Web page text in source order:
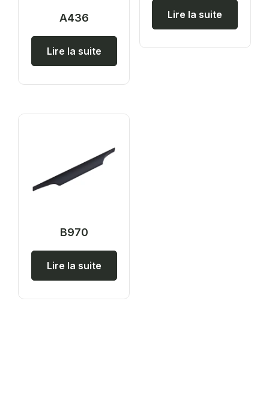
A436
Lire la suite
Lire la suite
B970
Lire la suite